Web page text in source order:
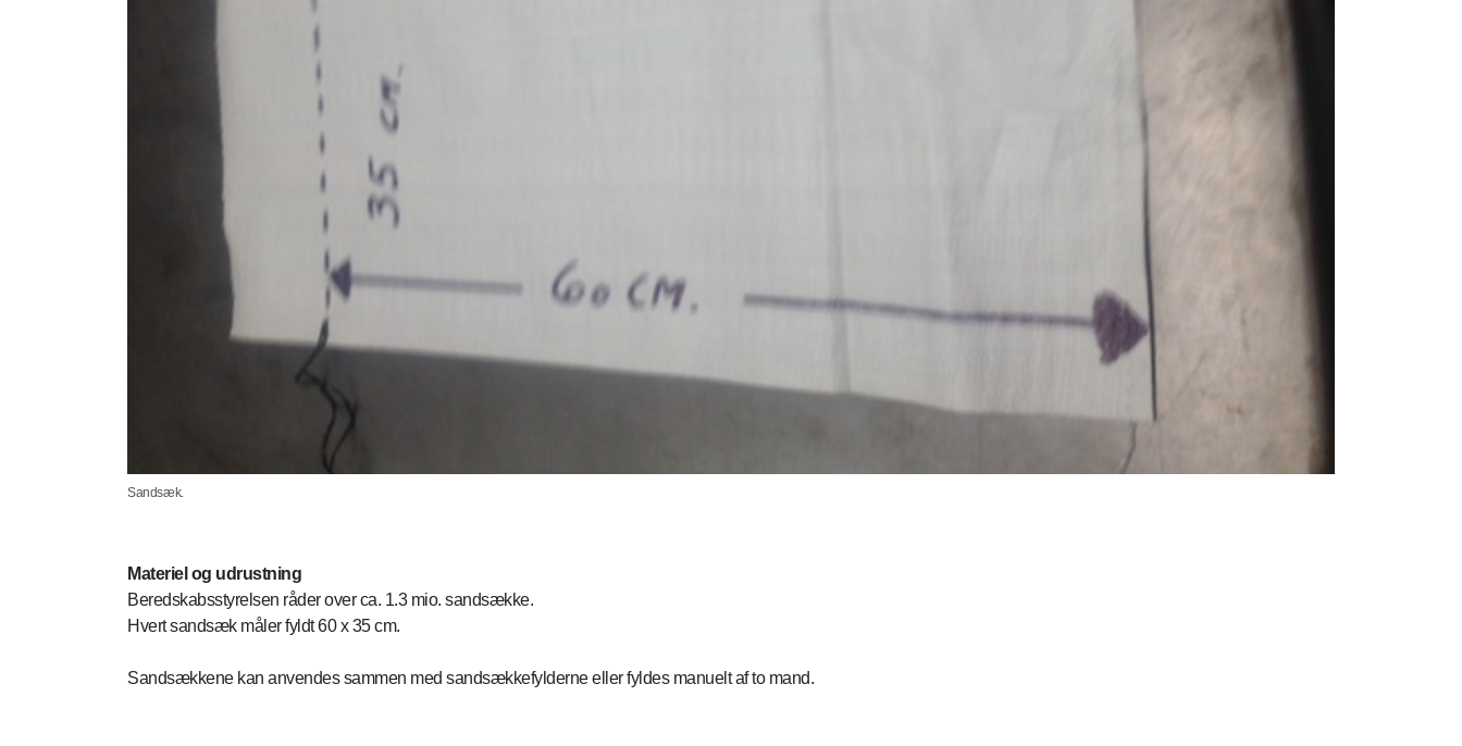
Sandsæk.
Materiel og udrustning
Beredskabsstyrelsen råder over ca. 1.3 mio. sandsække.
Hvert sandsæk måler fyldt 60 x 35 cm.
Sandsækkene kan anvendes sammen med sandsækkefylderne eller fyldes manuelt af to mand.